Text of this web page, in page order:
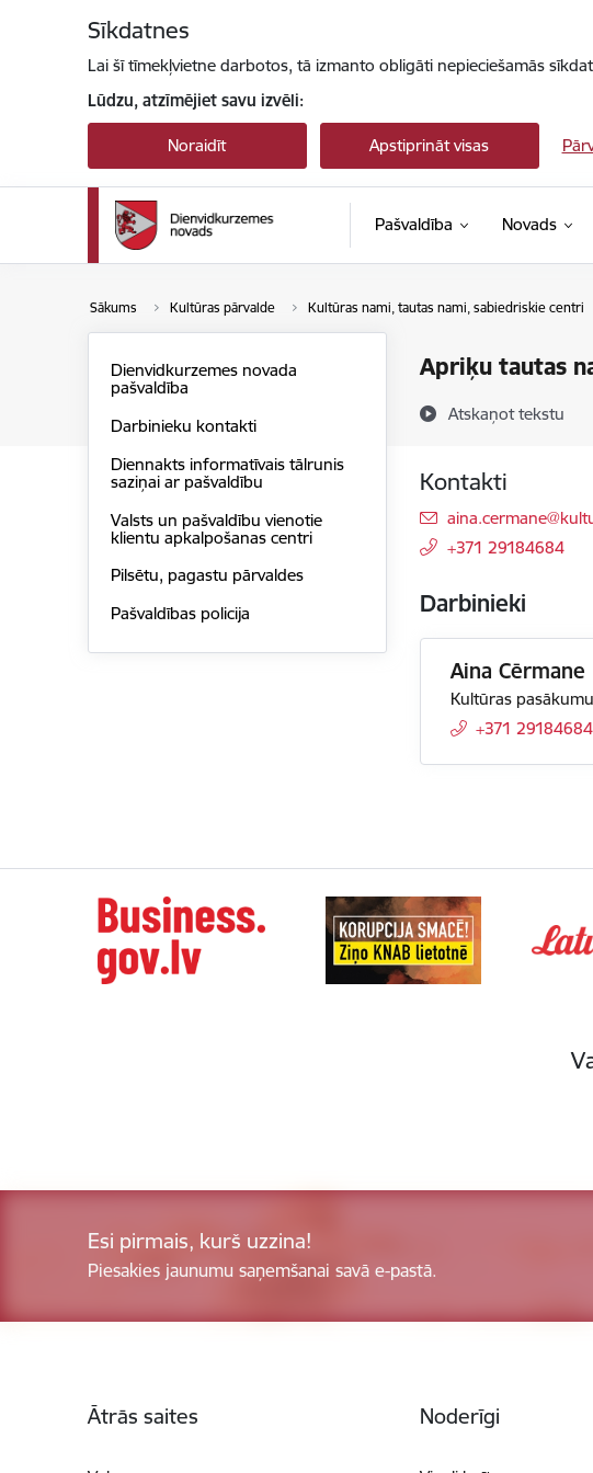
Sīkdatnes
Lai šī tīmekļvietne darbotos, tā izmanto obligāti nepieciešamās
Lūdzu, atzīmējiet savu izvēli:
Noraidīt Apstiprināt visas
Pašvaldība Novads
Sākums Kultūras pārvalde Kultūras nami, tautas nami, sabiedriskie centri
Apriķu tautas
Atskaņot tekstu
Dienvidkurzemes novada
pašvaldība
Darbinieku kontakti
Diennakts informatīvais tālrunis
saziņai ar pašvaldību
Valsts un pašvaldību vienotie
klientu apkalpošanas centri
Pilsētu, pagastu pārvaldes
Pašvaldības policija
Kontakti
E-pasts:
+371 29184684
Darbinieki
Aina Cērmane
Kultūras
+371 29184684
Esi pirmais, kurš uzzina!
Piesakies jaunumu saņemšanai savā e-pastā.
Ātrās saites Noderīgi